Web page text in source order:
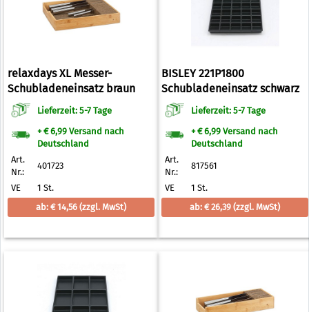
relaxdays XL Messer-
Schubladeneinsatz braun
Lieferzeit: 5-7 Tage
+ € 6,99 Versand nach
Deutschland
Art.
Nr.:
401723
VE
1 St.
ab: € 14,56 (zzgl. MwSt)
BISLEY 221P1800
Schubladeneinsatz schwarz
Lieferzeit: 5-7 Tage
+ € 6,99 Versand nach
Deutschland
Art.
Nr.:
817561
VE
1 St.
ab: € 26,39 (zzgl. MwSt)